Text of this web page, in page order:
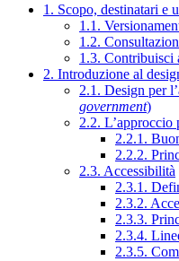
1. Scopo, destinatari e
1.1.
1.2.
1.3. Contribuisci
2. Introduzione al
2.1. Design per
government)
2.2. L’approccio
2.2.1.
2.2.2.
2.3. Accessibilità
2.3.1.
2.3.2.
2.3.3.
2.3.4.
2.3.5.